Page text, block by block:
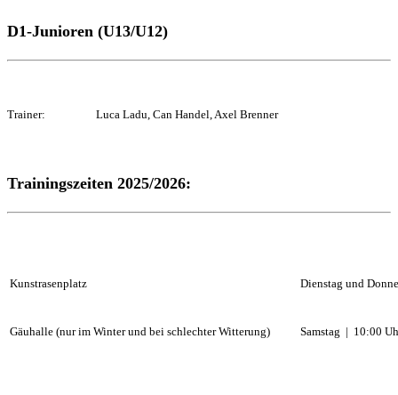
D1-Junioren (U13/U12)
Trainer: Luca Ladu, Can Handel, Axel Brenner
Trainingszeiten 2025/2026:
Kunstrasenplatz Dienstag und
Gäuhalle (nur im Winter und bei schlechter Witterung) Samstag | 10:00